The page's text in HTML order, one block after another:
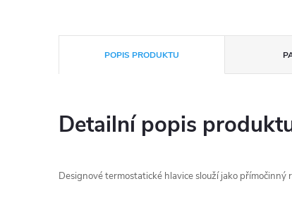
POPIS PRODUKTU
Detailní popis
Designové termostatické hlavice slouží jako přímočinný